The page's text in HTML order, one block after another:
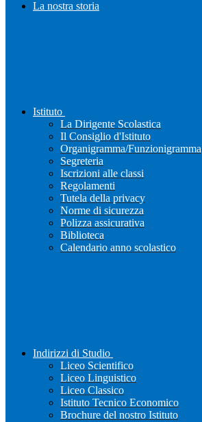
La nostra storia
Istituto
La Dirigente Scolastica
Il Consiglio d'Istituto
Organigramma/Funzionigramma
Segreteria
Iscrizioni alle classi
Regolamenti
Tutela della privacy
Norme di sicurezza
Polizza assicurativa
Biblioteca
Calendario anno scolastico
Indirizzi di Studio
Liceo Scientifico
Liceo Linguistico
Liceo Classico
Istituto Tecnico Economico
Brochure del nostro Istituto